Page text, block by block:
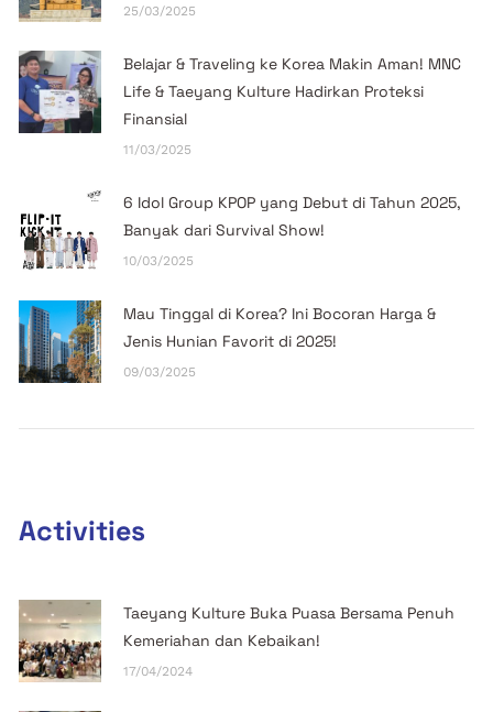
25/03/2025
Belajar & Traveling ke Korea Makin Aman! MNC
Life & Taeyang Kulture Hadirkan Proteksi
Finansial
11/03/2025
6 Idol Group KPOP yang Debut di Tahun 2025,
Banyak dari Survival Show!
10/03/2025
Mau Tinggal di Korea? Ini Bocoran Harga &
Jenis Hunian Favorit di 2025!
09/03/2025
Activities
Taeyang Kulture Buka Puasa Bersama Penuh
Kemeriahan dan Kebaikan!
17/04/2024